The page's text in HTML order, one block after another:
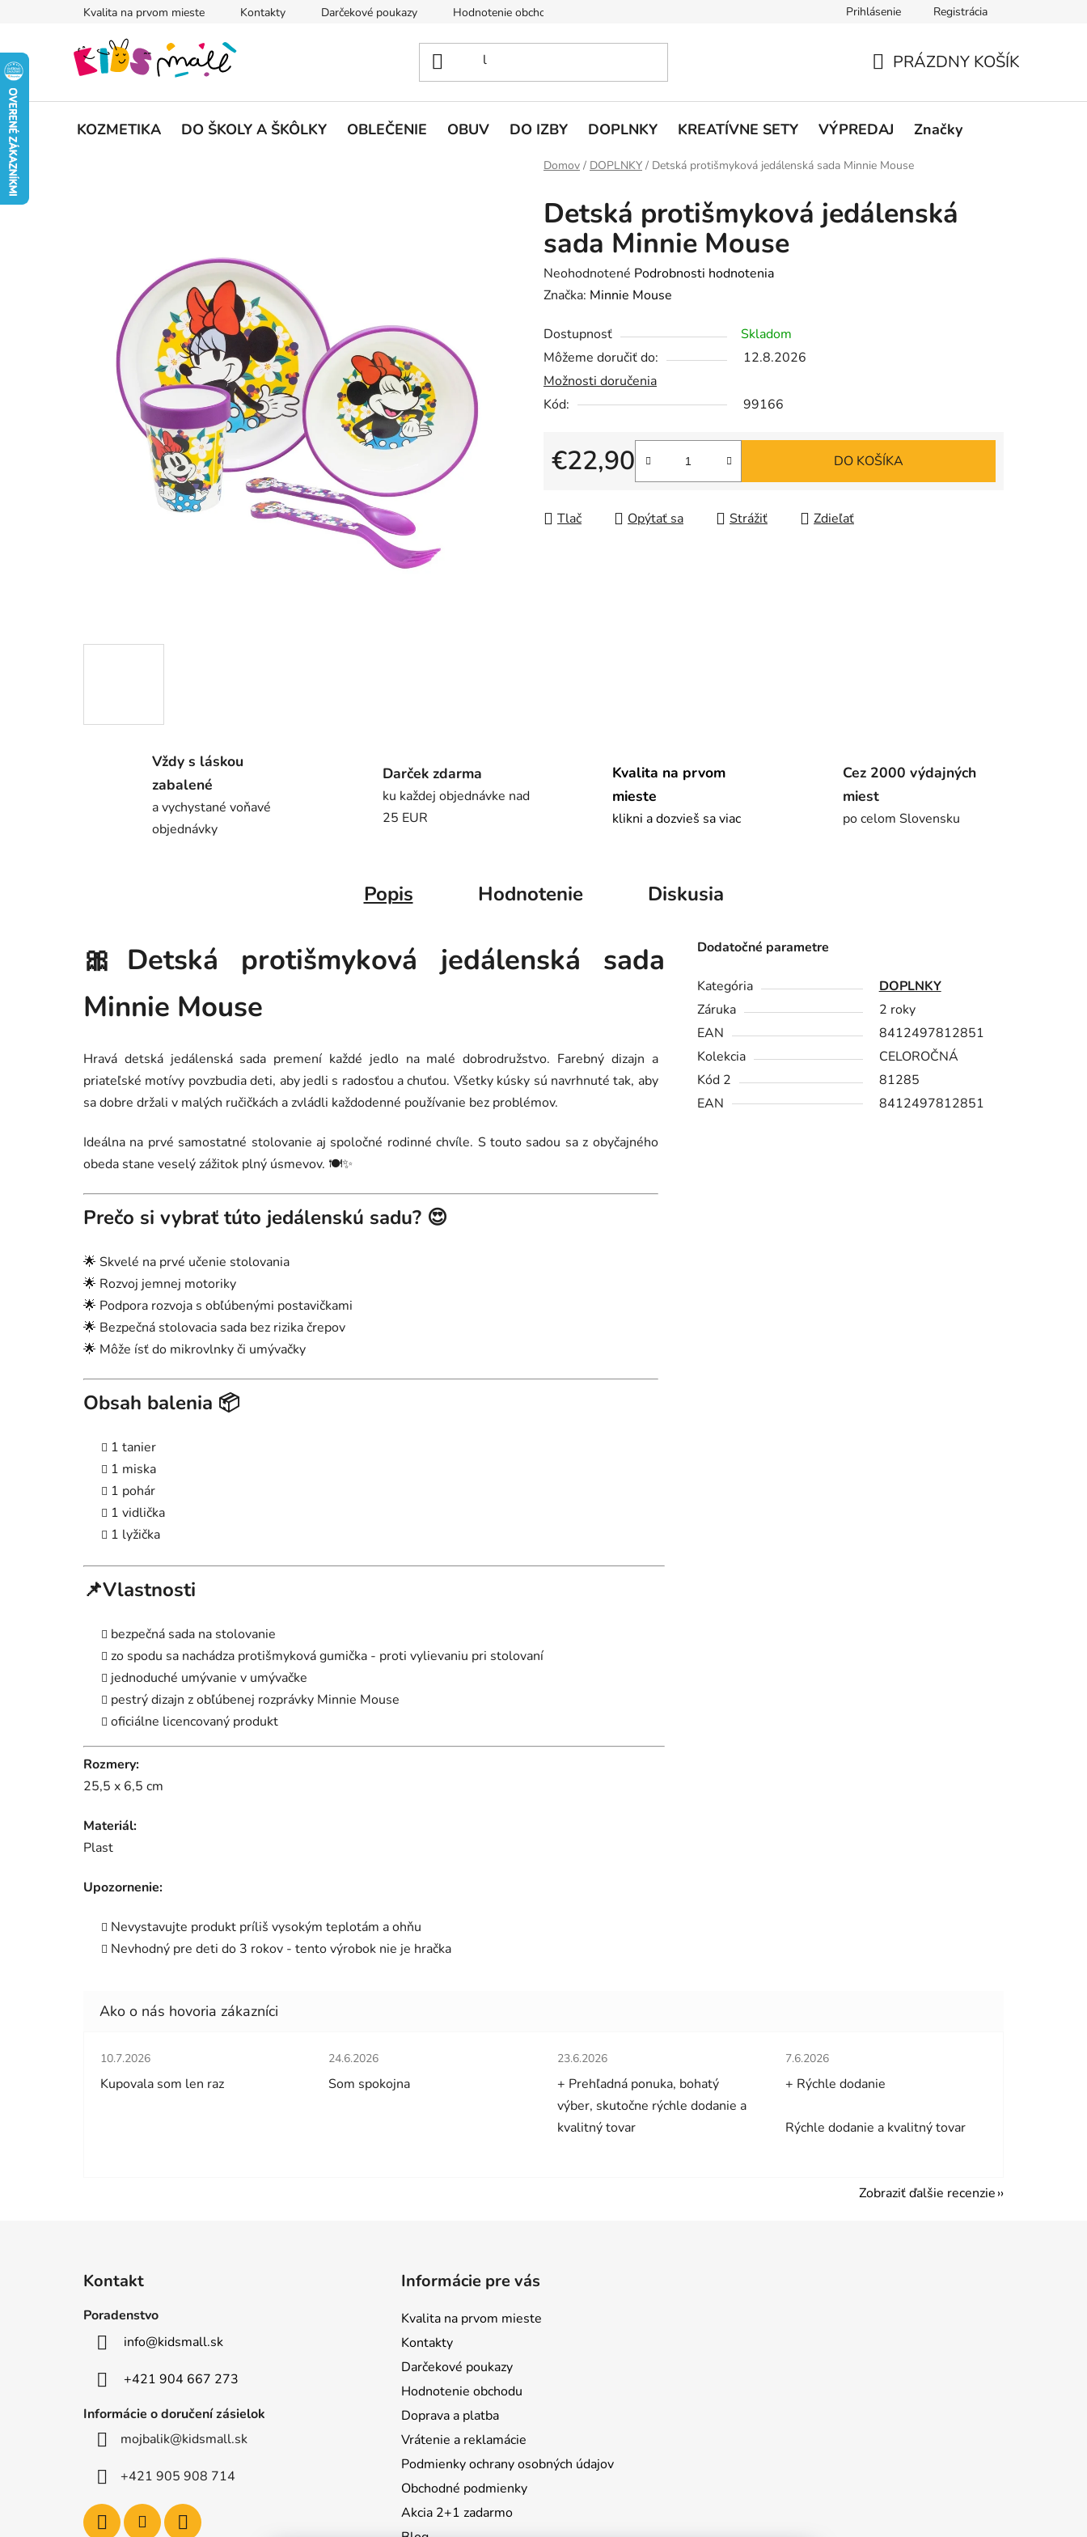
Kvalita na prvom mieste Kontakty Darčekové poukazy Hodnotenie obchodu Podmienky ochrany osobných údajov
Prihlásenie Registrácia
KOŠÍK
PRÁZDNY KOŠÍK
KOZMETIKA DO ŠKOLY A ŠKÔLKY OBLEČENIE OBUV DO IZBY DOPLNKY KREATÍVNE SETY VÝPREDAJ Značky
Domov / DOPLNKY / Detská protišmyková jedálenská sada Minnie Mouse
Detská protišmyková jedálenská
sada Minnie Mouse
Priemerné
hodnotenie
je
0,0
z
5
Neohodnotené Podrobnosti hodnotenia
Značka: Minnie Mouse
Dostupnosť
Skladom
Môžeme doručiť do:
12.8.2026
Možnosti doručenia
Kód:
99166
€22,90
Jednotková cena:
DO KOŠÍKA
Tlač Opýtať sa Strážiť Zdieľať
Vždy s láskou
zabalené
a vychystané voňavé
objednávky
Darček zdarma
ku každej objednávke nad
25 EUR
Kvalita na prvom
mieste
klikni a dozvieš sa viac
Cez 2000 výdajných
miest
po celom Slovensku
Popis Hodnotenie Diskusia
🎀Detská protišmyková jedálenská sada
Minnie Mouse
Hravá detská jedálenská sada premení každé jedlo na malé dobrodružstvo. Farebný dizajn a
priateľské motívy povzbudia deti, aby jedli s radosťou a chuťou. Všetky kúsky sú navrhnuté tak, aby
sa dobre držali v malých ručičkách a zvládli každodenné používanie bez problémov.
Ideálna na prvé samostatné stolovanie aj spoločné rodinné chvíle. S touto sadou sa z obyčajného
obeda stane veselý zážitok plný úsmevov. 🍽️✨
Prečo si vybrať túto jedálenskú sadu? 😍
🌟 Skvelé na prvé učenie stolovania
🌟 Rozvoj jemnej motoriky
🌟 Podpora rozvoja s obľúbenými postavičkami
🌟 Bezpečná stolovacia sada bez rizika črepov
🌟 Môže ísť do mikrovlnky či umývačky
Obsah balenia 📦
1 tanier
1 miska
1 pohár
1 vidlička
1 lyžička
📌Vlastnosti
bezpečná sada na stolovanie
zo spodu sa nachádza protišmyková gumička - proti vylievaniu pri stolovaní
jednoduché umývanie v umývačke
pestrý dizajn z obľúbenej rozprávky Minnie Mouse
oficiálne licencovaný produkt
Rozmery:
25,5 x 6,5 cm
Materiál:
Plast
Upozornenie:
Nevystavujte produkt príliš vysokým teplotám a ohňu
Nevhodný pre deti do 3 rokov - tento výrobok nie je hračka
Dodatočné parametre
Kategória
DOPLNKY
Záruka
2 roky
EAN
8412497812851
Kolekcia
CELOROČNÁ
Kód 2
81285
EAN
8412497812851
Hodnotenie obchodu je 5 z 5 hviezdičiek.
10.7.2026
Kupovala som len raz
Hodnotenie obchodu je 5 z 5 hviezdičiek.
24.6.2026
Som spokojna
Hodnotenie obchodu je 5 z 5 hviezdičiek.
23.6.2026
+ Prehľadná ponuka, bohatý
výber, skutočne rýchle dodanie a
kvalitný tovar
Hodnotenie obchodu je 5 z 5 hviezdičiek.
7.6.2026
+ Rýchle dodanie
Rýchle dodanie a kvalitný tovar
Zobraziť ďalšie recenzie
Kontakt
Poradenstvo
info@kidsmall.sk
+421 904 667 273
Informácie o doručení zásielok
mojbalik@kidsmall.sk
+421 905 908 714
Informácie pre vás
Kvalita na prvom mieste
Kontakty
Darčekové poukazy
Hodnotenie obchodu
Doprava a platba
Vrátenie a reklamácie
Podmienky ochrany osobných údajov
Obchodné podmienky
Akcia 2+1 zadarmo